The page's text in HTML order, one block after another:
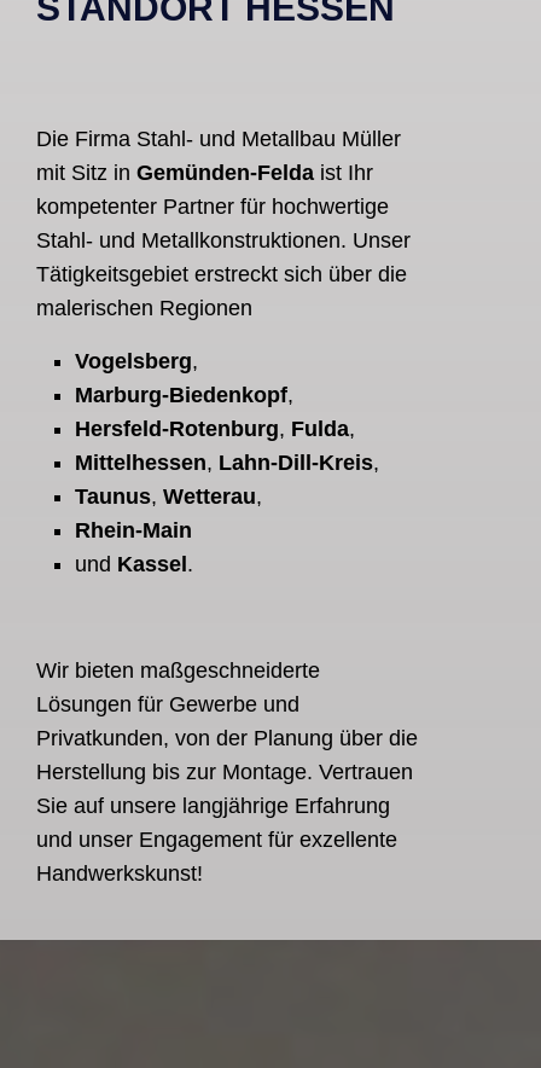
STANDORT HESSEN
Die Firma Stahl- und Metallbau Müller
mit Sitz in Gemünden-Felda ist Ihr
kompetenter Partner für hochwertige
Stahl- und Metallkonstruktionen. Unser
Tätigkeitsgebiet erstreckt sich über die
malerischen Regionen
Vogelsberg,
Marburg-Biedenkopf,
Hersfeld-Rotenburg, Fulda,
Mittelhessen, Lahn-Dill-Kreis,
Taunus, Wetterau,
Rhein-Main
und Kassel .
Wir bieten maßgeschneiderte
Lösungen für Gewerbe und
Privatkunden, von der Planung über die
Herstellung bis zur Montage. Vertrauen
Sie auf unsere langjährige Erfahrung
und unser Engagement für exzellente
Handwerkskunst!